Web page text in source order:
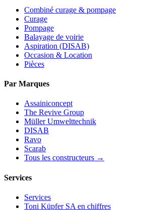
Combiné curage & pompage
Curage
Pompage
Balayage de voirie
Aspiration (DISAB)
Occasion & Location
Pièces
Par Marques
Assainiconcept
The Revive Group
Müller Umwelttechnik
DISAB
Ravo
Scarab
Tous les constructeurs →
Services
Services
Toni Küpfer SA en chiffres